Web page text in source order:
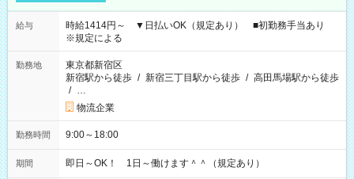
給与
時給1414円～ ▼日払いOK（規定あり） ■初勤務手当あり
※規定による
勤務地
東京都新宿区
新宿駅から徒歩 / 新宿三丁目駅から徒歩 / 高田馬場駅から徒歩
/ …
物流企業
勤務時間 9:00～18:00
期間 即日～OK！ 1日～働けます＾＾（規定あり）